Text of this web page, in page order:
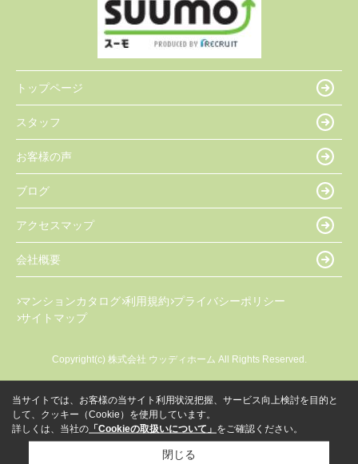
トップページ
スタッフ
お客様の声
ブログ
アクセスマップ
会社概要
マンションカタログ 利用規約 プライバシーポリシー
サイトマップ
Copyright(c) 株式会社 ウッディホーム All Rights Reserved.
当サイトでは、お客様の当サイト利用状況把握、サービス向上検討を目的と
して、クッキー（Cookie）を使用しています。
詳しくは、当社の 「Cookieの取扱いについて」 をご確認ください。
閉じる